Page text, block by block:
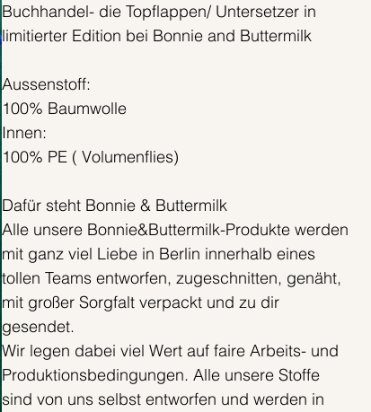
Buchhandel- die Topflappen/ Untersetzer in
limitierter Edition bei Bonnie and Buttermilk
Aussenstoff:
100% Baumwolle
Innen:
100% PE ( Volumenflies)
Dafür steht Bonnie & Buttermilk
Alle unsere Bonnie&Buttermilk-Produkte werden
mit ganz viel Liebe in Berlin innerhalb eines
tollen Teams entworfen, zugeschnitten, genäht,
mit großer Sorgfalt verpackt und zu dir
gesendet.
Wir legen dabei viel Wert auf faire Arbeits- und
Produktionsbedingungen. Alle unsere Stoffe
sind von uns selbst entworfen und werden in